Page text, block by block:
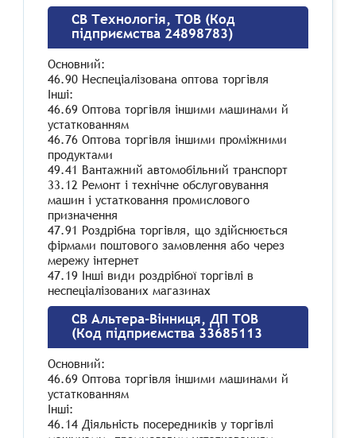
СВ Технологія, ТОВ (Код
підприємства 24898783)
Основний:
46.90 Неспеціалізована оптова торгівля
Інші:
46.69 Оптова торгівля іншими машинами й
устаткованням
46.76 Оптова торгівля іншими проміжними
продуктами
49.41 Вантажний автомобільний транспорт
33.12 Ремонт і технічне обслуговування
машин і устатковання промислового
призначення
47.91 Роздрібна торгівля, що здійснюється
фірмами поштового замовлення або через
мережу інтернет
47.19 Інші види роздрібної торгівлі в
неспеціалізованих магазинах
СВ Альтера-Вінниця, ДП ТОВ
(Код підприємства 33685113
Основний:
46.69 Оптова торгівля іншими машинами й
устаткованням
Інші:
46.14 Діяльність посередників у торгівлі